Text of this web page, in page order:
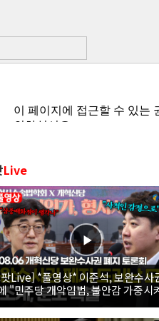
Live
Live] *풀영상* 이준석, 보완수사
"민주당 개악입법, 불안감 가중시
개혁신당 보완수사권 폐지 토